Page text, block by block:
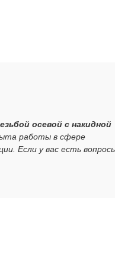
осевой с накидной
работы в сфере
Если у вас есть